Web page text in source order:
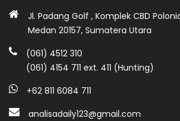
Jl. Padang Golf , Komplek CBD
Medan 20157, Sumatera Utara
(061) 4512 310
(061) 4154 711 ext. 411 (Hunting)
+62 811 6084 711
analisadaily123@gmail.com